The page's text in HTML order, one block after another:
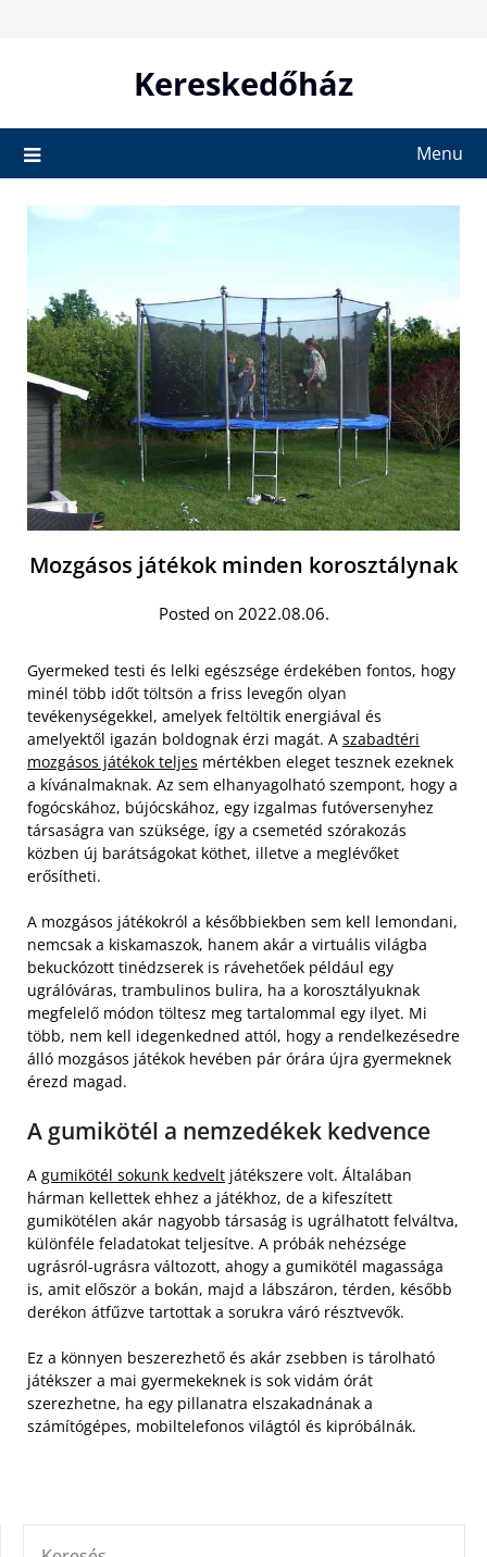
Kereskedőház
Menu
Mozgásos játékok minden korosztálynak
Posted on 2022.08.06.
Gyermeked testi és lelki egészsége érdekében fontos, hogy
minél több időt töltsön a friss levegőn olyan
tevékenységekkel, amelyek feltöltik energiával és
amelyektől igazán boldognak érzi magát. A szabadtéri
mozgásos játékok teljes mértékben eleget tesznek ezeknek
a kívánalmaknak. Az sem elhanyagolható szempont, hogy a
fogócskához, bújócskához, egy izgalmas futóversenyhez
társaságra van szüksége, így a csemetéd szórakozás
közben új barátságokat köthet, illetve a meglévőket
erősítheti.
A mozgásos játékokról a későbbiekben sem kell lemondani,
nemcsak a kiskamaszok, hanem akár a virtuális világba
bekuckózott tinédzserek is rávehetőek például egy
ugrálóváras, trambulinos bulira, ha a korosztályuknak
megfelelő módon töltesz meg tartalommal egy ilyet. Mi
több, nem kell idegenkedned attól, hogy a rendelkezésedre
álló mozgásos játékok hevében pár órára újra gyermeknek
érezd magad.
A gumikötél a nemzedékek kedvence
A gumikötél sokunk kedvelt játékszere volt. Általában
hárman kellettek ehhez a játékhoz, de a kifeszített
gumikötélen akár nagyobb társaság is ugrálhatott felváltva,
különféle feladatokat teljesítve. A próbák nehézsége
ugrásról-ugrásra változott, ahogy a gumikötél magassága
is, amit először a bokán, majd a lábszáron, térden, később
derékon átfűzve tartottak a sorukra váró résztvevők.
Ez a könnyen beszerezhető és akár zsebben is tárolható
játékszer a mai gyermekeknek is sok vidám órát
szerezhetne, ha egy pillanatra elszakadnának a
számítógépes, mobiltelefonos világtól és kipróbálnák.